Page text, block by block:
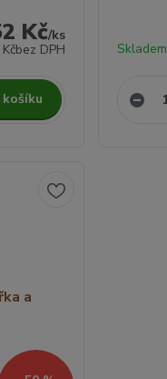
Kč/ks
bez DPH Skladem